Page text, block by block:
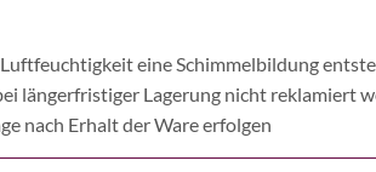
eine Schimmelbildung
längerfristiger Lagerung nicht reklamiert
nach Erhalt der Ware erfolgen